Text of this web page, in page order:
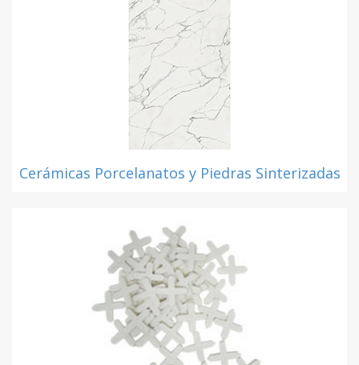
Cerámicas Porcelanatos y Piedras Sinterizadas